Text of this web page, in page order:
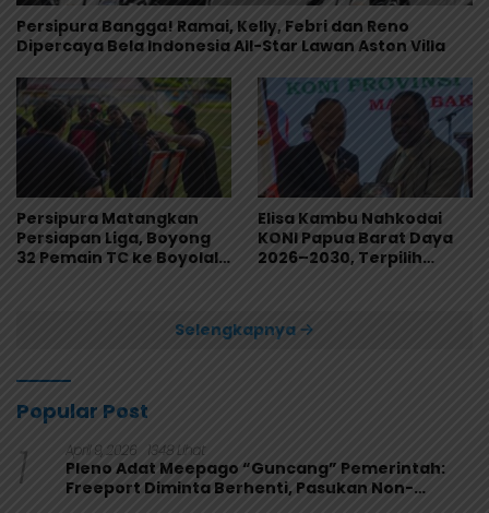
Persipura Bangga! Ramai, Kelly, Febri dan Reno
Dipercaya Bela Indonesia All-Star Lawan Aston Villa
Persipura Matangkan
Persiapan Liga, Boyong
32 Pemain TC ke Boyolali
Elisa Kambu Nahkodai
KONI Papua Barat Daya
2026–2030, Terpilih
Selengkapnya
Popular Post
1 April 9, 2026 1348 Lihat
Pleno Adat Meepago “Guncang” Pemerintah:
Freeport Diminta Berhenti, Pasukan Non-